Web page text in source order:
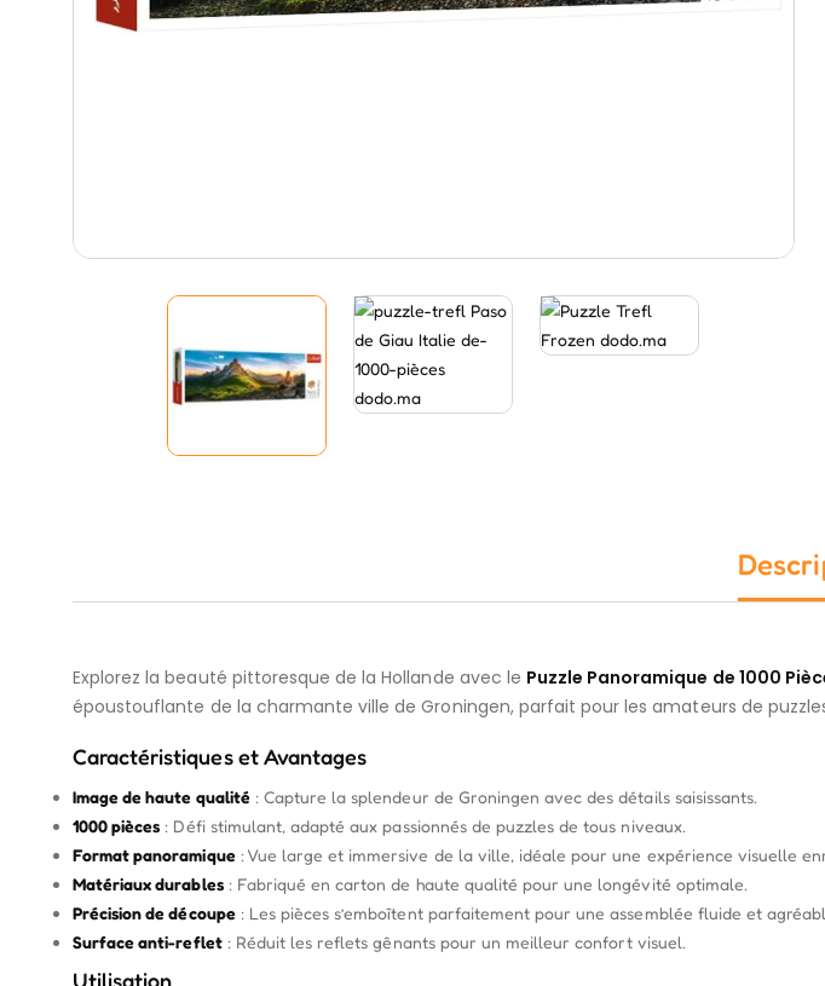
Explorez la beauté pittoresque de la Hollande avec le Puzzle Panoramique de 1000
époustouflante de la charmante ville de Groningen, parfait pour les amateurs de
Caractéristiques et Avantages
Image de haute qualité: Capture la splendeur de Groningen avec des détails saisissants.
1000 pièces : Défi stimulant, adapté aux passionnés de puzzles de tous niveaux.
Format panoramique: Vue large et immersive de la ville, idéale pour une expérience visuelle
Matériaux durables: Fabriqué en carton de haute qualité pour une longévité optimale.
Précision de découpe: Les pièces s’emboîtent parfaitement pour une assemblée fluide et
Surface anti-reflet: Réduit les reflets gênants pour un meilleur confort visuel.
Utilisation